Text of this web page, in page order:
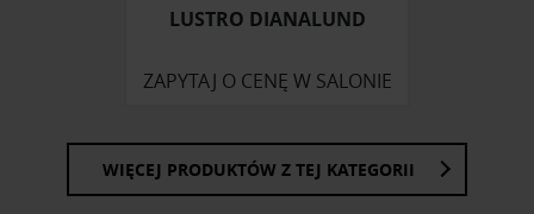
LUSTRO DIANALUND
ZAPYTAJ O CENĘ W SALONIE
WIĘCEJ PRODUKTÓW Z TEJ KATEGORII